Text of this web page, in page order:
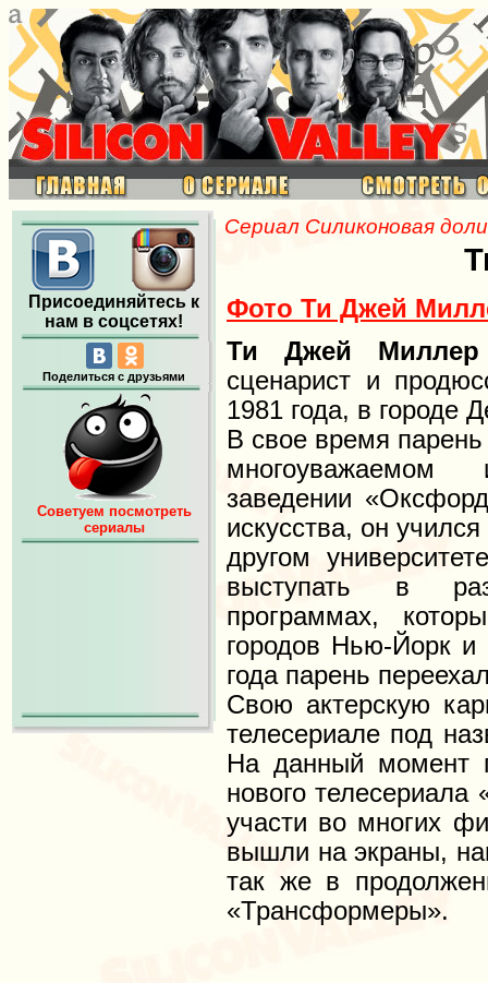
Присоединяйтесь к
нам в соцсетях!
Поделиться с друзьями
Советуем посмотреть
сериалы
Сериал Силиконовая
Фото Ти Джей
Ти Джей
сценарист и
1981 года, в городе
В свое время парень
заведении
искусства, он
другом
выступать в
программах,
городов Нью-Йорк
года парень
Свою актерскую
телесериале под
На данный момент
нового
участи во многих
вышли на экраны,
так же в
«Трансформеры».